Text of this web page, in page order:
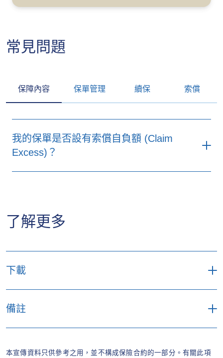
先進輔助駕車
處理損毀電池
之費用
常見問題
保障內容 保單管理 續保 索償
我的保單是否設有索償自負額 (Claim
Excess)？
了解更多
下載
「自在駕駛」私家電動汽車保單文件
汽車保險索償紀錄申請表
「自在駕駛」私家電動汽車保險計劃產品小冊
備註
請查閱我們的保單條款。
本宣傳資料只供參考之用，並不構成保險合約的一部分。有關此項